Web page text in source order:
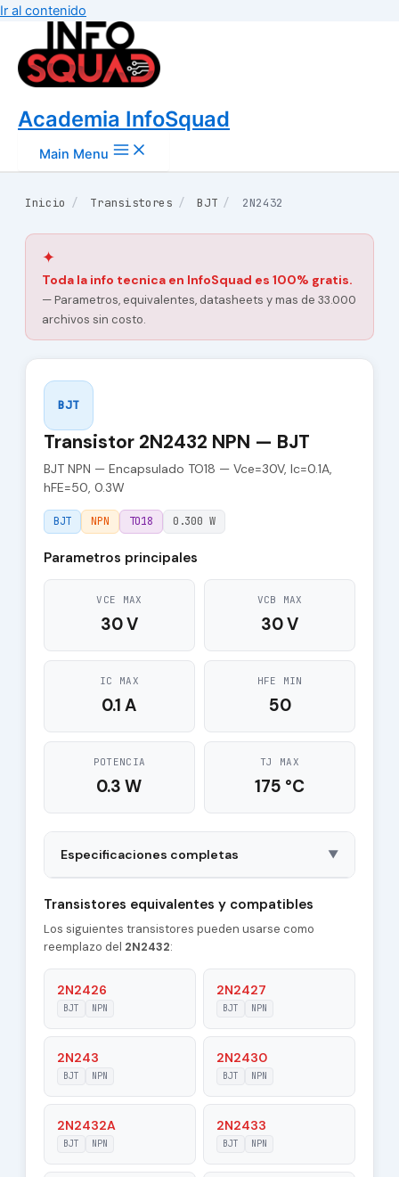
Ir al contenido
Academia InfoSquad
Main Menu
Inicio / Transistores / BJT / 2N2432
✦
Toda la info tecnica en InfoSquad es 100% gratis.
— Parametros, equivalentes, datasheets y mas de 33.000
archivos sin costo.
BJT
Transistor 2N2432 NPN — BJT
BJT NPN — Encapsulado TO18 — Vce=30V, Ic=0.1A,
hFE=50, 0.3W
BJT NPN TO18 0.300 W
Parametros principales
VCE MAX
30 V
VCB MAX
30 V
IC MAX
0.1 A
HFE MIN
50
POTENCIA
0.3 W
TJ MAX
175 °C
Especificaciones completas ▼
Polarity NPN
Material of
Transistor
Si
Frequency (ft)
20 MHz
Maximum Collector
0.1 A
Maximum Emitter-
Base Voltage
Transistores equivalentes y compatibles
Los siguientes transistores pueden usarse como
reemplazo del 2N2432:
2N2426
BJT NPN
2N2427
BJT NPN
2N243
BJT NPN
2N2430
BJT NPN
2N2432A
BJT NPN
2N2433
BJT NPN